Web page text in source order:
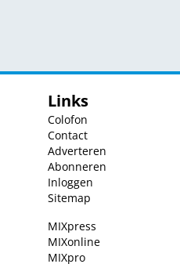
Links
Colofon
Contact
Adverteren
Abonneren
Inloggen
Sitemap
MIXpress
MIXonline
MIXpro